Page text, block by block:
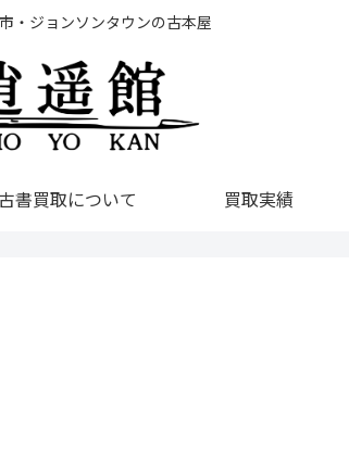
・ジョンソンタウンの古本屋
書買取について 買取実績